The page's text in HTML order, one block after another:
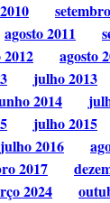
agosto 2011
agosto
julho 2013
2014
julho 2015
julho 2016
2017
2024